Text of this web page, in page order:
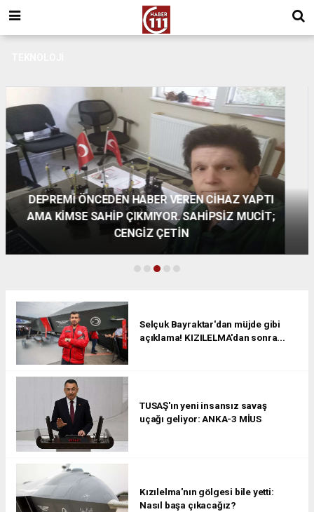
İlk kez görücüye çıkıyor... Teknofest bugün
başladı!
Selçuk Bayraktar'dan müjde gibi
açıklama! KIZILELMA'dan sonra...
TUSAŞ'ın yeni insansız savaş
uçağı geliyor: ANKA-3 MİUS
Kızılelma'nın gölgesi bile yetti:
Nasıl başa çıkacağız?